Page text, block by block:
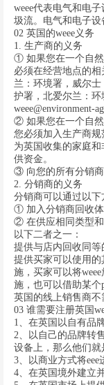
weee代表电气和电
圾流。电气和电子设
02 英国的weee义务
1. 生产商的义务
① 如果您在一个自然
必须在经营地点的
兰：环境署，威尔
护署，北爱尔兰：
weee@environment-
② 如果您在一个自然
您必须加入生产商规
为英国收集的家庭和
供资金。
③ 向您的所有分销商
2. 分销商的义务
分销商可以通过以下
① 加入分销商回收体
② 在供应相同类型和
以下二者之一：
提供与店内回收同等
提供买家可以使用
施，买家可以将
施，也可以借助某个
英国的线上销售商不
03 谁需要注册英国
1、在英国以自有品
2、以自己的品牌转
设备上，那么他们就
3、以商业方式将eee
4、在英国境外建立